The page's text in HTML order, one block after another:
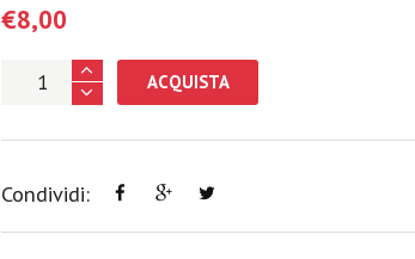
€8,00
ACQUISTA
Condividi: